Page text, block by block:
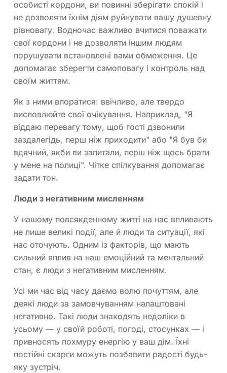
особисті кордони, ви повинні зберігати спокій і
не дозволяти їхнім діям руйнувати вашу душевну
рівновагу. Водночас важливо вчитися поважати
свої кордони і не дозволяти іншим людям
порушувати встановлені вами обмеження. Це
допомагає зберегти самоповагу і контроль над
своїм життям.
Як з ними впоратися: ввічливо, але твердо
висловлюйте свої очікування. Наприклад, "Я
віддаю перевагу тому, щоб гості дзвонили
заздалегідь, перш ніж приходити" або "Я був би
вдячний, якби ви запитали, перш ніж щось брати
у мене на полиці". Чітке спілкування допомагає
задати тон.
Люди з негативним мисленням
У нашому повсякденному житті на нас впливають
не лише великі події, але й люди та ситуації, які
нас оточують. Одним із факторів, що мають
сильний вплив на наш емоційний та ментальний
стан, є люди з негативним мисленням.
Усі ми час від часу даємо волю почуттям, але
деякі люди за замовчуванням налаштовані
негативно. Такі люди знаходять недоліки в
усьому — у своїй роботі, погоді, стосунках — і
привносять похмуру енергію у ваш дім. Їхні
постійні скарги можуть позбавити радості будь-
яку зустріч.